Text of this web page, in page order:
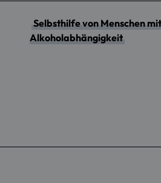
Selbsthilfe von Menschen mit
Alkoholabhängigkeit